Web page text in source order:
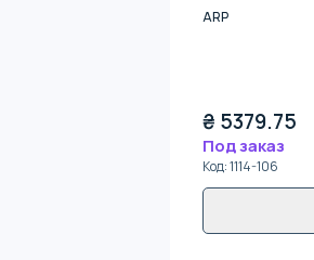
ARP
₴ 5379.75
Под заказ
Код:1114-106